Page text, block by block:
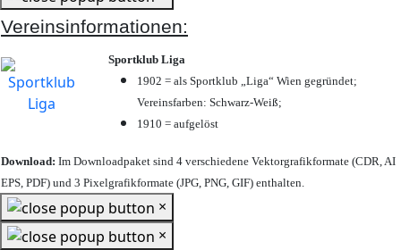
Vereinsinformationen:
Sportklub Liga
1902 = als Sportklub „Liga“ Wien gegründet;
Vereinsfarben: Schwarz-Weiß;
1910 = aufgelöst
Download: Im Downloadpaket sind 4 verschiedene Vektorgrafikformate (CDR, AI
EPS, PDF) und 3 Pixelgrafikformate (JPG, PNG, GIF) enthalten.
×
×